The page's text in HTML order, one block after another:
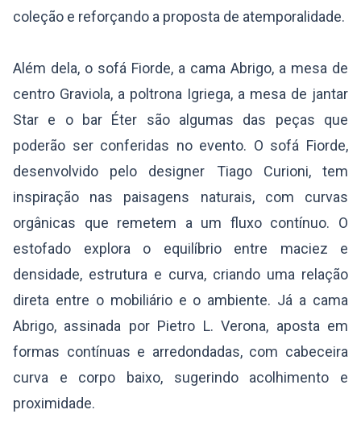
coleção e reforçando a proposta de atemporalidade.
Além dela, o sofá Fiorde, a cama Abrigo, a mesa de
centro Graviola, a poltrona Igriega, a mesa de jantar
Star e o bar Éter são algumas das peças que
poderão ser conferidas no evento. O sofá Fiorde,
desenvolvido pelo designer Tiago Curioni, tem
inspiração nas paisagens naturais, com curvas
orgânicas que remetem a um fluxo contínuo. O
estofado explora o equilíbrio entre maciez e
densidade, estrutura e curva, criando uma relação
direta entre o mobiliário e o ambiente. Já a cama
Abrigo, assinada por Pietro L. Verona, aposta em
formas contínuas e arredondadas, com cabeceira
curva e corpo baixo, sugerindo acolhimento e
proximidade.